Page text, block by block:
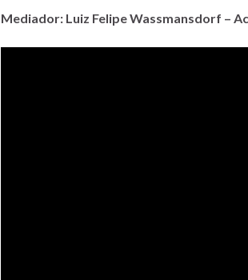
Mediador: Luiz Felipe Wassmansdorf –